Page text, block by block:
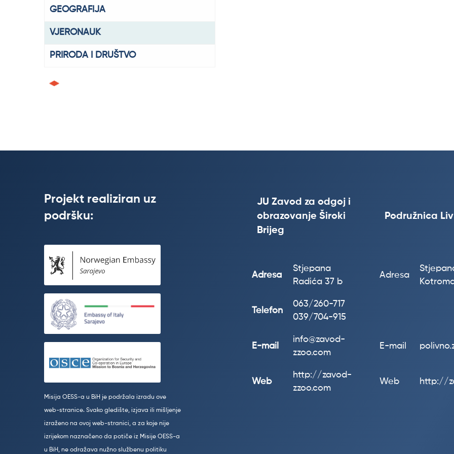
GEOGRAFIJA
VJERONAUK
PRIRODA I DRUŠTVO
Projekt realiziran uz
podršku:
Misija OESS-a u BiH je podržala izradu ove
web-stranice. Svako gledište, izjava ili mišljenje
izraženo na ovoj web-stranici, a za koje nije
izrijekom naznačeno da potiče iz Misije OESS-a
u BiH, ne odražava nužno službenu politiku
JU Zavod za odgoj i
obrazovanje Široki
Brijeg
Podružnica
Adresa
Stjepana
Radića 37 b
Adresa
Telefon
063/260-717
039/704-915
E-mail
info@zavod-
zzoo.com
E-mail
Web
http://zavod-
zzoo.com
Web http://